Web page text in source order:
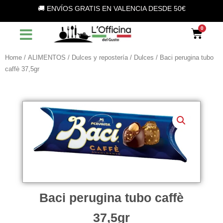
contenuto
🚚 ENVÍOS GRATIS EN VALENCIA DESDE 50€
Home / ALIMENTOS / Dulces y repostería / Dulces / Baci perugina tubo
caffè 37,5gr
Baci perugina tubo caffè
37,5gr